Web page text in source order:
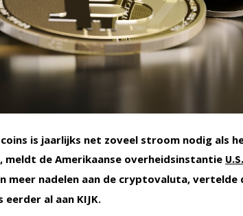
is jaarlijks net zoveel stroom nodig als
meldt de Amerikaanse overheidsinstantie
meer nadelen aan de cryptovaluta,
al aan KIJK.